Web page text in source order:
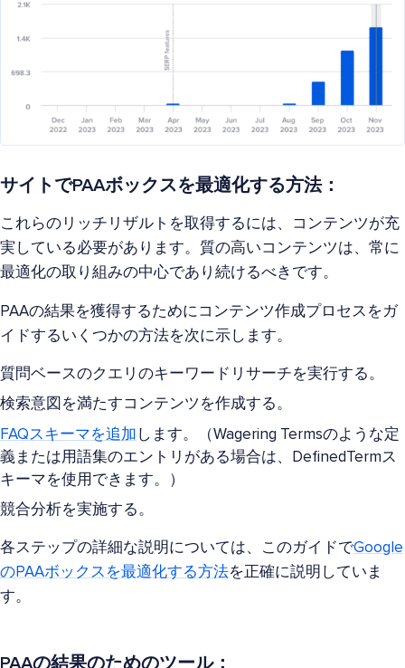
サイトでPAAボックスを最適化する方法：
これらのリッチリザルトを取得するには、コンテンツが充
実している必要があります。質の高いコンテンツは、常に
最適化の取り組みの中心であり続けるべきです。
PAAの結果を獲得するためにコンテンツ作成プロセスをガ
イドするいくつかの方法を次に示します。
質問ベースのクエリのキーワードリサーチを実行する。
検索意図を満たすコンテンツを作成する。
FAQスキーマを追加 します。（Wagering Termsのような定
義または用語集のエントリがある場合は、DefinedTermス
キーマを使用できます。）
競合分析を実施する。
各ステップの詳細な説明については、このガイドでGoogle
のPAAボックスを最適化する方法を正確に説明していま
す。
PAAの結果のためのツール：